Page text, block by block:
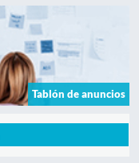
Tablón de anuncios